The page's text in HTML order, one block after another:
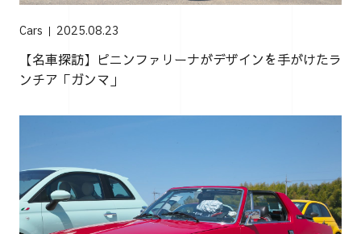
Cars 2025.08.23
【名車探訪】ピニンファリーナがデザインを手がけたラ
ンチア「ガンマ」